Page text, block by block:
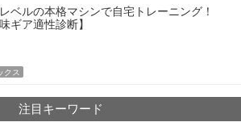
ベルの本格マシンで自宅トレーニング！
味ギア適性診断】
クス
注目キーワード